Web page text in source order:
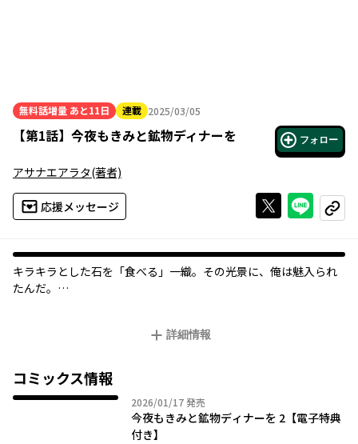
無料話増量 あと11日 連載 2025/03/05
2025年03月05日
【第1話】 今夜もきみと鉱物ディナーを フォロー
アサナエアラタ(著者)
応援メッセージ Xで投稿する
ライン
コピー
キラキラとした石を「食べる」一織。その光景に、俺は魅入られ
たんだ―――。
「美味しそう」だと思う藍生にとって、彼は気になる存在であっ
持ちが膨らんで……。
詳細情報
コミックス情報
2026/01/172026年01月17日
発売
今夜もきみと鉱物ディナーを 2【電子特典
付き】